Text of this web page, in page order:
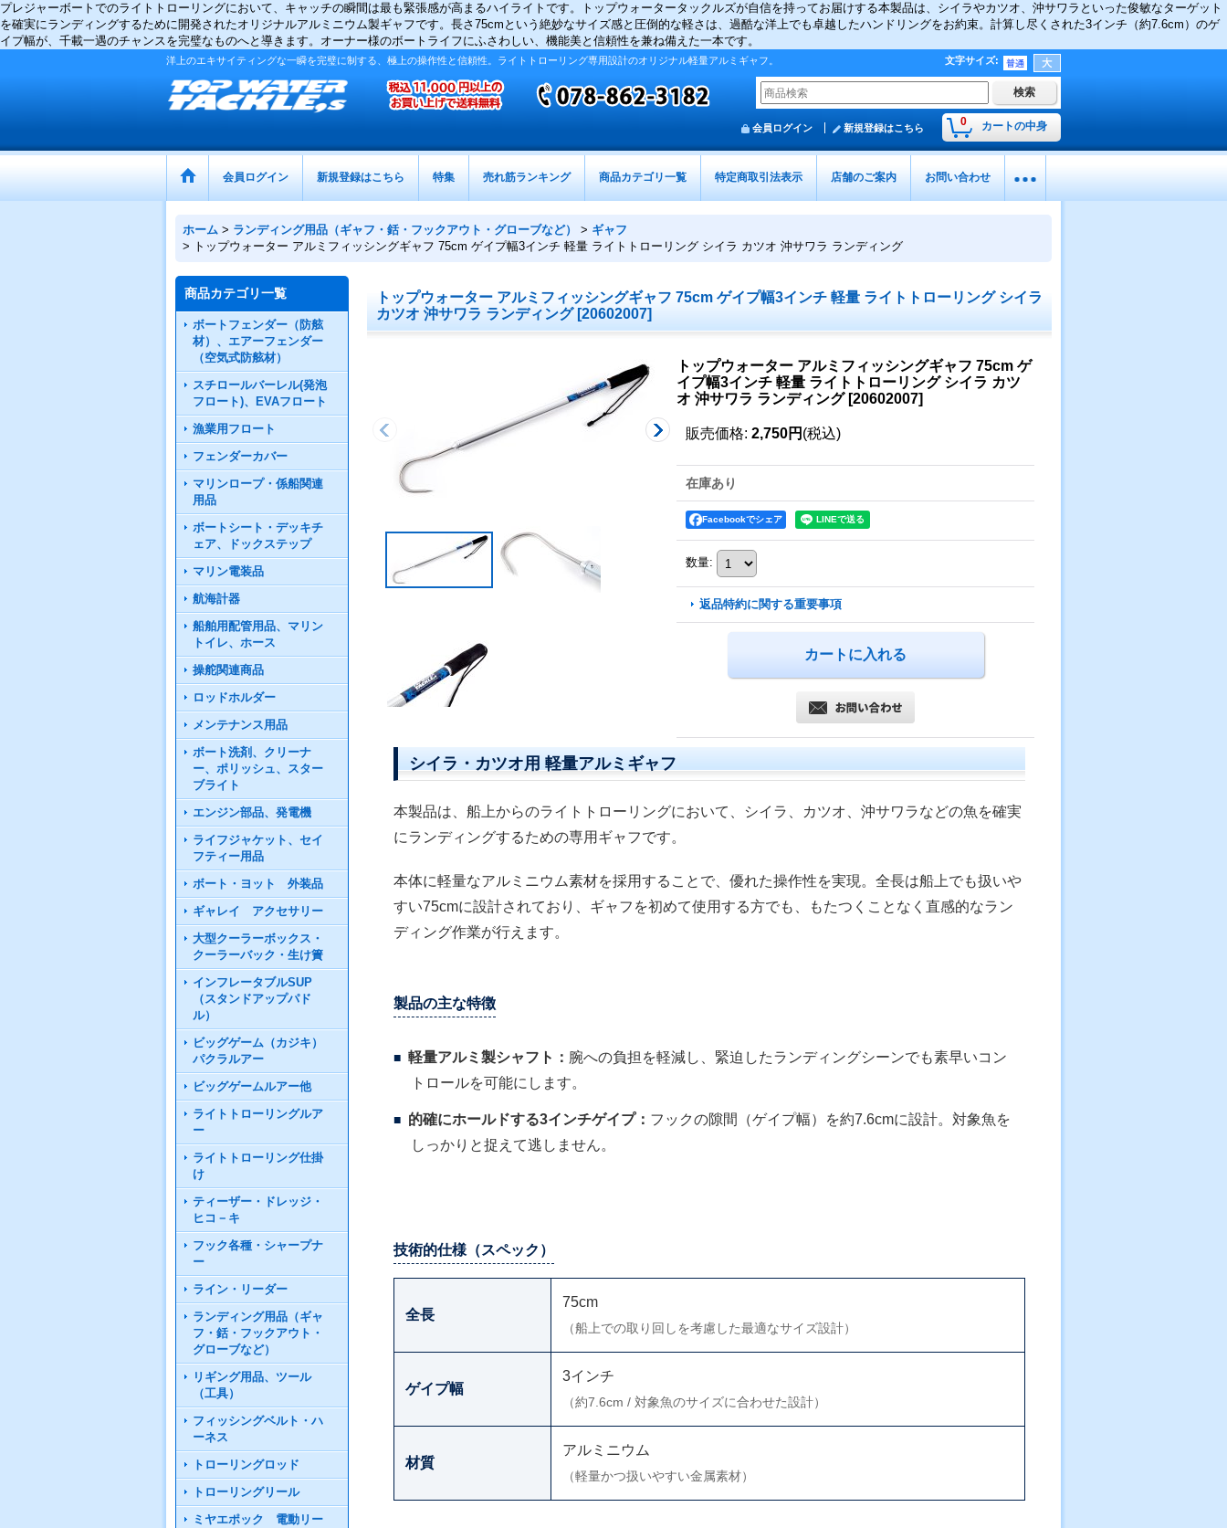
プレジャーボートでのライトトローリングにおいて、キャッチの瞬間は最も緊張感が高まるハイライトです。トップウォータータックルズが自信を持ってお届けする本製品は、シイラやカツオ、沖サワラといった俊敏なターゲット
を確実にランディングするために開発されたオリジナルアルミニウム製ギャフです。長さ75cmという絶妙なサイズ感と圧倒的な軽さは、過酷な洋上でも卓越したハンドリングをお約束。計算し尽くされた3インチ（約7.6cm）のゲ
イプ幅が、千載一遇のチャンスを完璧なものへと導きます。オーナー様のボートライフにふさわしい、機能美と信頼性を兼ね備えた一本です。
洋上のエキサイティングな一瞬を完璧に制する、極上の操作性と信頼性。ライトトローリング専用設計のオリジナル軽量アルミギャフ。 文字サイズ:
0 カートの中身
会員ログイン 新規登録はこちら
会員ログイン 新規登録はこちら 特集 売れ筋ランキング 商品カテゴリ一覧 特定商取引法表示 店舗のご案内 お問い合わせ
ホーム > ランディング用品（ギャフ・銛・フックアウト・グローブなど） > ギャフ
> トップウォーター アルミフィッシングギャフ 75cm ゲイプ幅3インチ 軽量 ライトトローリング シイラ カツオ 沖サワラ ランディング
商品カテゴリ一覧
ボートフェンダー（防舷
材）、エアーフェンダー
（空気式防舷材）
スチロールバーレル(発泡
フロート)、EVAフロート
漁業用フロート
フェンダーカバー
マリンロープ・係船関連
用品
ボートシート・デッキチ
ェア、ドックステップ
マリン電装品
航海計器
船舶用配管用品、マリン
トイレ、ホース
操舵関連商品
ロッドホルダー
メンテナンス用品
ボート洗剤、クリーナ
ー、ポリッシュ、スター
ブライト
エンジン部品、発電機
ライフジャケット、セイ
フティー用品
ボート・ヨット 外装品
ギャレイ アクセサリー
大型クーラーボックス・
クーラーバック・生け簀
インフレータブルSUP
（スタンドアップパド
ル）
ビッグゲーム（カジキ）
パクラルアー
ビッグゲームルアー他
ライトトローリングルア
ー
ライトトローリング仕掛
け
ティーザー・ドレッジ・
ヒコ－キ
フック各種・シャープナ
ー
ライン・リーダー
ランディング用品（ギャ
フ・銛・フックアウト・
グローブなど）
リギング用品、ツール
（工具）
フィッシングベルト・ハ
ーネス
トローリングロッド
トローリングリール
ミヤエポック 電動リー
トップウォーター アルミフィッシングギャフ 75cm ゲイプ幅3インチ 軽量 ライトトローリング シイラ
カツオ 沖サワラ ランディング [20602007]
トップウォーター アルミフィッシングギャフ 75cm ゲ
イプ幅3インチ 軽量 ライトトローリング シイラ カツ
オ 沖サワラ ランディング [20602007]
販売価格: 2,750円 (税込)
在庫あり
Facebookでシェア
数量:
返品特約に関する重要事項
シイラ・カツオ用 軽量アルミギャフ
本製品は、船上からのライトトローリングにおいて、シイラ、カツオ、沖サワラなどの魚を確実
にランディングするための専用ギャフです。
本体に軽量なアルミニウム素材を採用することで、優れた操作性を実現。全長は船上でも扱いや
すい75cmに設計されており、ギャフを初めて使用する方でも、もたつくことなく直感的なラン
ディング作業が行えます。
製品の主な特徴
軽量アルミ製シャフト： 腕への負担を軽減し、緊迫したランディングシーンでも素早いコン
トロールを可能にします。
的確にホールドする3インチゲイプ： フックの隙間（ゲイプ幅）を約7.6cmに設計。対象魚を
しっかりと捉えて逃しません。
技術的仕様（スペック）
全長
75cm
（船上での取り回しを考慮した最適なサイズ設計）
ゲイプ幅
3インチ
（約7.6cm / 対象魚のサイズに合わせた設計）
材質
アルミニウム
（軽量かつ扱いやすい金属素材）